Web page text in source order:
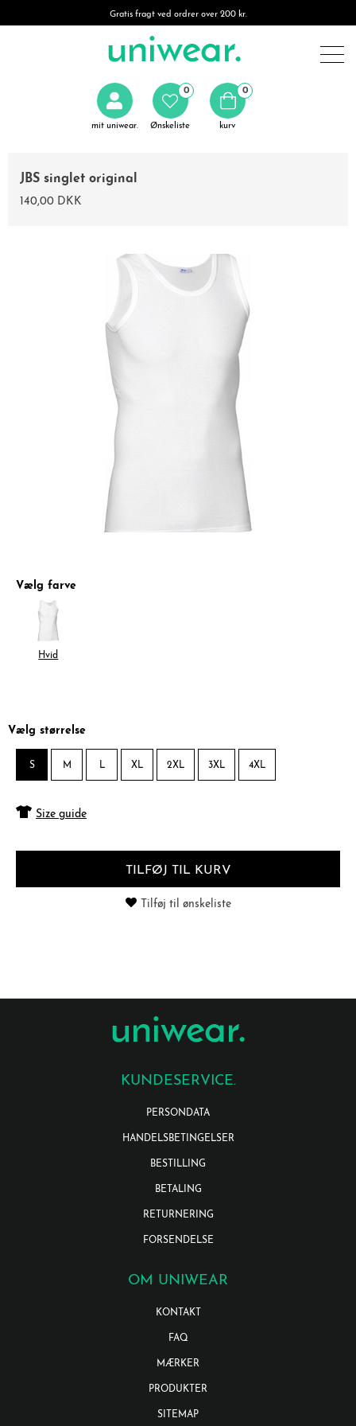
Gratis fragt ved ordrer over 200 kr.
mit uniwear. Ønskeliste
0 0
kurv
JBS singlet original
140,00 DKK
Vælg farve
Hvid
Vælg størrelse
S M L XL 2XL 3XL 4XL
Size guide
TILFØJ TIL KURV
Tilføj til ønskeliste
KUNDESERVICE.
PERSONDATA
HANDELSBETINGELSER
BESTILLING
BETALING
RETURNERING
FORSENDELSE
OM UNIWEAR
KONTAKT
FAQ
MÆRKER
PRODUKTER
SITEMAP